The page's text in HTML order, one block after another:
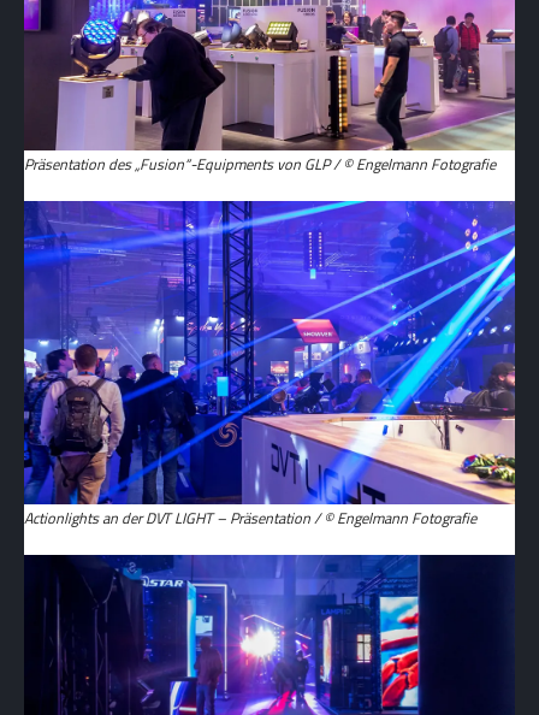
Präsentation des „Fusion“-Equipments von GLP / © Engelmann Fotografie
Actionlights an der DVT LIGHT – Präsentation / © Engelmann Fotografie